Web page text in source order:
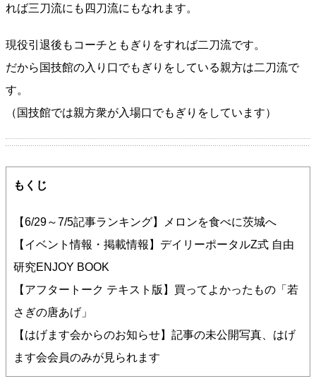
れば三刀流にも四刀流にもなれます。
現役引退後もコーチともぎりをすれば二刀流です。
だから国技館の入り口でもぎりをしている親方は二刀流で
す。
（国技館では親方衆が入場口でもぎりをしています）
もくじ
【6/29～7/5記事ランキング】メロンを食べに茨城へ
【イベント情報・掲載情報】デイリーポータルZ式 自由
研究ENJOY BOOK
【アフタートーク テキスト版】買ってよかったもの「若
さぎの唐あげ」
【はげます会からのお知らせ】記事の未公開写真、はげ
ます会会員のみが見られます